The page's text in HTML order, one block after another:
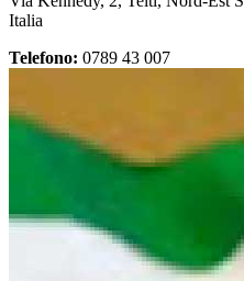
Italia
Telefono: 0789 43 007